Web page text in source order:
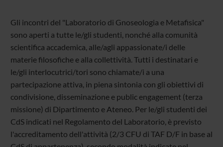
Gli incontri del "Laboratorio di Gnoseologia e Metafisica"
sono aperti a tutte le/gli studenti, nonché alla comunità
scientifica accademica, alle/agli appassionate/i delle
materie filosofiche e alla collettività. Tutti i destinatari e
le/gli interlocutrici/tori sono chiamate/i a una
partecipazione attiva, in piena sintonia con gli obiettivi di
condivisione, disseminazione e public engagement (terza
missione) di Dipartimento e Ateneo. Per le/gli studenti dei
CdS indicati nel Regolamento del Laboratorio, è previsto
l'accreditamento dell'attività (2/3 CFU di TAF D/F in base al